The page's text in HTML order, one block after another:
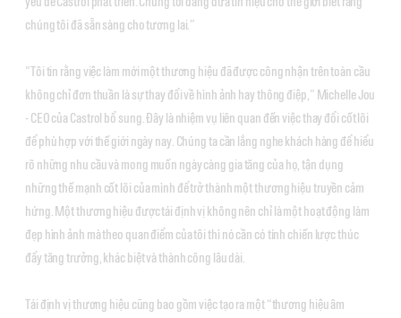
chúng tôi đã sẵn sàng cho tương lai.”
"Tôi tin rằng việc làm mới một thương hiệu đã được công nhận trên toàn cầu
không chỉ đơn thuần là sự thay đổi về hình ảnh hay thông điệp," Michelle Jou
- CEO của Castrol bổ sung. Đây là nhiệm vụ liên quan đến việc thay đổi cốt lõi
để phù hợp với thế giới ngày nay. Chúng ta cần lắng nghe khách hàng để hiểu
rõ những nhu cầu và mong muốn ngày càng gia tăng của họ, tận dụng
những thế mạnh cốt lõi của mình để trở thành một thương hiệu truyền cảm
hứng. Một thương hiệu được tái định vị không nên chỉ là một hoạt động làm
đẹp hình ảnh mà theo quan điểm của tôi thì nó cần có tính chiến lược thúc
đẩy tăng trưởng, khác biệt và thành công lâu dài.
Tái định vị thương hiệu cũng bao gồm việc tạo ra một “thương hiệu âm